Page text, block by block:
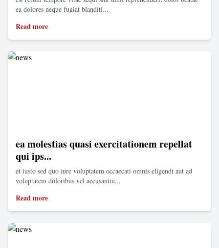
ea dolores neque fugiat blanditi...
Read more
ea molestias quasi exercitationem repellat
qui ips...
et iusto sed quo iure voluptatem occaecati omnis eligendi aut ad
voluptatem doloribus vel accusantiu...
Read more